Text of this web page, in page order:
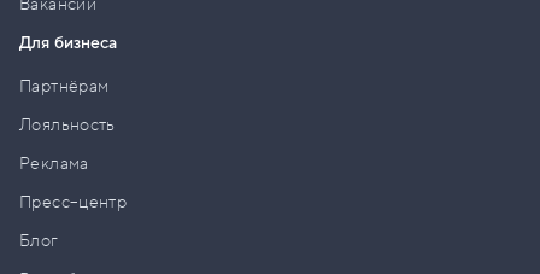
Для бизнеса
Партнёрам
Лояльность
Реклама
Пресс–центр
Блог